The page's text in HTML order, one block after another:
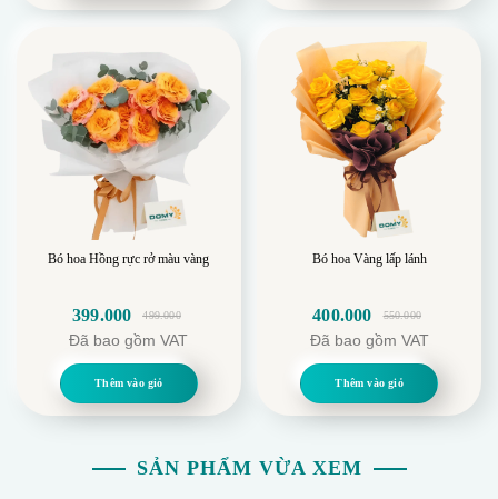
- Lòng thành và tình cảm
Bó hoa Hồng rực rở màu vàng
499.000
Giá
gốc
399.000
Giá
hiện
Đã bao gồm VAT
Thêm vào giỏ
Bó hoa Vàng lấp lánh
550.000
Giá
gốc
400.000
Giá
hiện
Đã bao gồm VAT
Thêm vào giỏ
SẢN PHẨM VỪA XEM